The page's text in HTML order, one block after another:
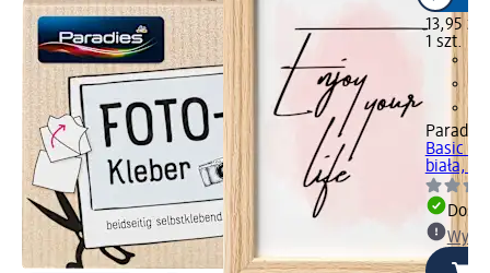
13,95 zł
1 szt.
Paradies
Basic
biała, 1